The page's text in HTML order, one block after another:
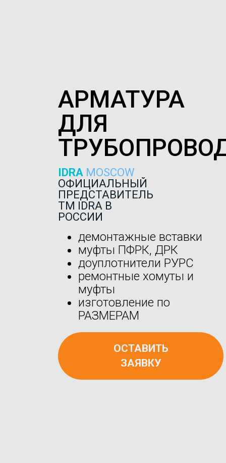
АРМАТУРА
ДЛЯ
IDRA MOSCOW
ОФИЦИАЛЬНЫЙ
ПРЕДСТАВИТЕЛЬ
ТМ IDRA В
РОССИИ
демонтажные вставки
муфты ПФРК, ДРК
доуплотнители РУРС
ремонтные хомуты и
муфты
изготовление по
РАЗМЕРАМ
ОСТАВИТЬ
ЗАЯВКУ